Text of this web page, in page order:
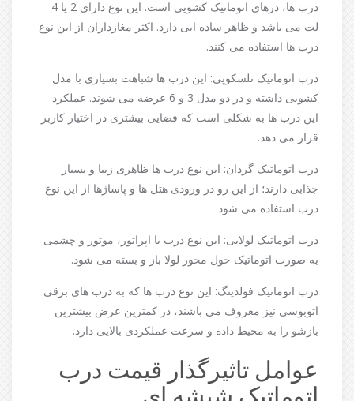
درب ها، درهای اتوماتیک کشویی است. این نوع دارای 2 یا 4
لت می باشد و ظاهر ساده ایی دارد. اکثر مغازداران از این نوع
درب ها استفاده می کنند.
درب اتوماتیک تلسکوپی: این درب ها شباهت بسیاری با مدل
کشویی داشته و در دو مدل 3 و 6 عرضه می شوند. عملکرد
این درب ها به شکلی است که فضایی بیشتری در اختیار کاربر
قرار می دهد.
درب اتوماتیک گردان: این نوع درب ها ظاهری زیبا و بسیار
جذابی دارند؛ از این رو در ورودی هتل ها و پاساژها از این نوع
درب استفاده می شود.
درب اتوماتیک لولایی: این نوع درب با اپراتور، موتور و چشمی
به صورت اتوماتیک حول محور لولا باز و بسته می شود.
درب اتوماتیک فولدینگ: این نوع درب ها که به درب های برقی
اتوبوسی نیز معروف می باشند، در کمترین عرض بیشترین
بازشو را به محیط داده و سرعت عملکردی بالایی دارد.
عوامل تاثیرگذار قیمت درب